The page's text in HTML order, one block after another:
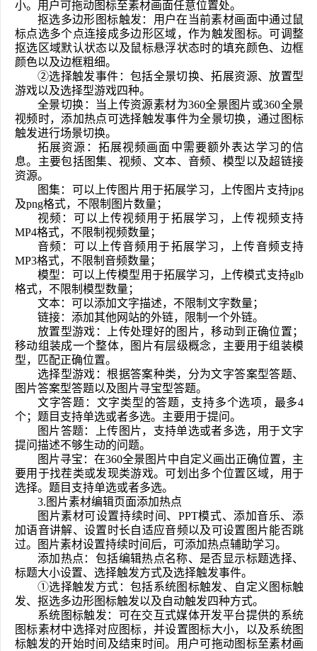
小。用户可拖动图标至素材画面任意位置处。
抠选多边形图标触发：用户在当前素材画面中通过鼠
标点选多个点连接成多边形区域，作为触发图标。可调整
抠选区域默认状态以及鼠标悬浮状态时的填充颜色、边框
颜色以及边框粗细。
②选择触发事件：包括全景切换、拓展资源、放置型
游戏以及选择型游戏四种。
全景切换：当上传资源素材为360全景图片或360全景
视频时，添加热点可选择触发事件为全景切换，通过图标
触发进行场景切换。
拓展资源：拓展视频画面中需要额外表达学习的信
息。主要包括图集、视频、文本、音频、模型以及超链接
资源。
图集：可以上传图片用于拓展学习，上传图片支持jpg
及png格式，不限制图片数量；
视频：可以上传视频用于拓展学习，上传视频支持
MP4格式，不限制视频数量；
音频：可以上传音频用于拓展学习，上传音频支持
MP3格式，不限制音频数量；
模型：可以上传模型用于拓展学习，上传模式支持glb
格式，不限制模型数量；
文本：可以添加文字描述，不限制文字数量；
链接：添加其他网站的外链，限制一个外链。
放置型游戏：上传处理好的图片，移动到正确位置；
移动组装成一个整体，图片有层级概念，主要用于组装模
型，匹配正确位置。
选择型游戏：根据答案种类，分为文字答案型答题、
图片答案型答题以及图片寻宝型答题。
文字答题：文字类型的答题，支持多个选项，最多4
个；题目支持单选或者多选。主要用于提问。
图片答题：上传图片，支持单选或者多选，用于文字
提问描述不够生动的问题。
图片寻宝：在360全景图片中自定义画出正确位置，主
要用于找茬类或发现类游戏。可划出多个位置区域，用于
选择。题目支持单选或者多选。
3.图片素材编辑页面添加热点
图片素材可设置持续时间、PPT模式、添加音乐、添
加语音讲解、设置时长自适应音频以及可设置图片能否跳
过。图片素材设置持续时间后，可添加热点辅助学习。
添加热点：包括编辑热点名称、是否显示标题选择、
标题大小设置、选择触发方式及选择触发事件。
①选择触发方式：包括系统图标触发、自定义图标触
发、抠选多边形图标触发以及自动触发四种方式。
系统图标触发：可在交互式媒体开发平台提供的系统
图标素材中选择对应图标，并设置图标大小，以及系统图
标触发的开始时间及结束时间。用户可拖动图标至素材画